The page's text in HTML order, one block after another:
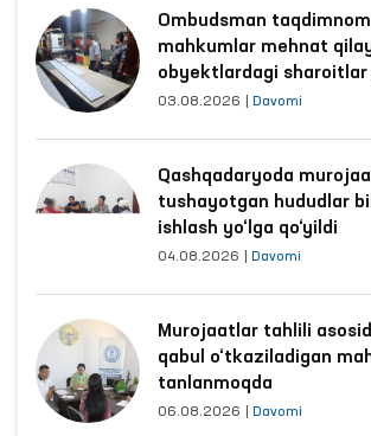
Ombudsman
mahkumlar mehnat
obyektlardagi sharoitlar
03.08.2026 Davomi
Qashqadaryoda
tushayotgan hududlar
ishlash yo‘lga qo‘yildi
04.08.2026 Davomi
Murojaatlar tahlili
qabul o‘tkaziladigan
tanlanmoqda
06.08.2026 Davomi